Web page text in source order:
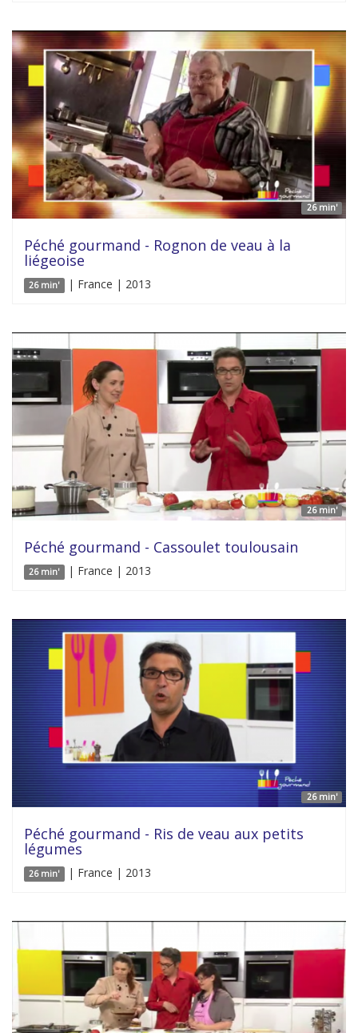
26 min'
Péché gourmand - Rognon de veau à la
liégeoise
26 min' | France | 2013
26 min'
Péché gourmand - Cassoulet toulousain
26 min' | France | 2013
26 min'
Péché gourmand - Ris de veau aux petits
légumes
26 min' | France | 2013